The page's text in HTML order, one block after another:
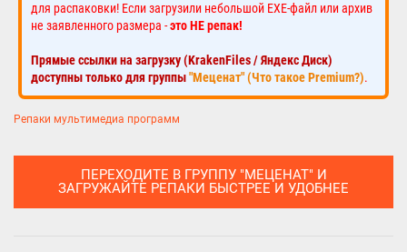
для распаковки! Если загрузили небольшой EXE-файл или архив
не заявленного размера -это НЕ репак!
Прямые ссылки на загрузку (KrakenFiles / Яндекс Диск)
доступны только для группы"Меценат" (Что такое Premium?).
Репаки мультимедиа программ
ПЕРЕХОДИТЕ В ГРУППУ "МЕЦЕНАТ" И
ЗАГРУЖАЙТЕ РЕПАКИ БЫСТРЕЕ И УДОБНЕЕ